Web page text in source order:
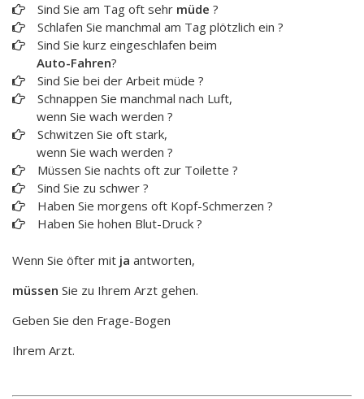
Sind Sie am Tag oft sehr müde ?
Schlafen Sie manchmal am Tag plötzlich ein ?
Sind Sie kurz eingeschlafen beim
Auto-Fahren?
Sind Sie bei der Arbeit müde ?
Schnappen Sie manchmal nach Luft,
wenn Sie wach werden ?
Schwitzen Sie oft stark,
wenn Sie wach werden ?
Müssen Sie nachts oft zur Toilette ?
Sind Sie zu schwer ?
Haben Sie morgens oft Kopf-Schmerzen ?
Haben Sie hohen Blut-Druck ?
Wenn Sie öfter mit ja antworten,
müssen Sie zu Ihrem Arzt gehen.
Geben Sie den Frage-Bogen
Ihrem Arzt.